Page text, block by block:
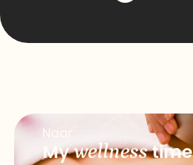
Naar
Mywellnesstime